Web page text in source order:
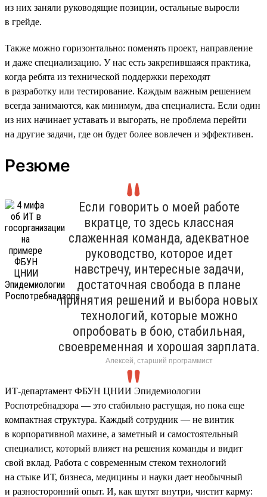
из них заняли руководящие позиции, остальные выросли
в грейде.
Также можно горизонтально: поменять проект, направление
и даже специализацию. У нас есть закрепившаяся практика,
когда ребята из технической поддержки переходят
в разработку или тестирование. Каждым важным решением
всегда занимаются, как минимум, два специалиста. Если один
из них начинает уставать и выгорать, не проблема перейти
на другие задачи, где он будет более вовлечен и эффективен.
Резюме
Если говорить о моей работе
вкратце, то здесь классная
слаженная команда, адекватное
руководство, которое идет
навстречу, интересные задачи,
достаточная свобода в плане
принятия решений и выбора новых
технологий, которые можно
опробовать в бою, стабильная,
своевременная и хорошая зарплата.
Алексей, старший программист
ИТ-департамент ФБУН ЦНИИ Эпидемиологии
Роспотребнадзора — это стабильно растущая, но пока еще
компактная структура. Каждый сотрудник — не винтик
в корпоративной махине, а заметный и самостоятельный
специалист, который влияет на решения команды и видит
свой вклад. Работа с современным стеком технологий
на стыке ИТ, бизнеса, медицины и науки дает необычный
и разносторонний опыт. И, как шутят внутри, чистит карму: